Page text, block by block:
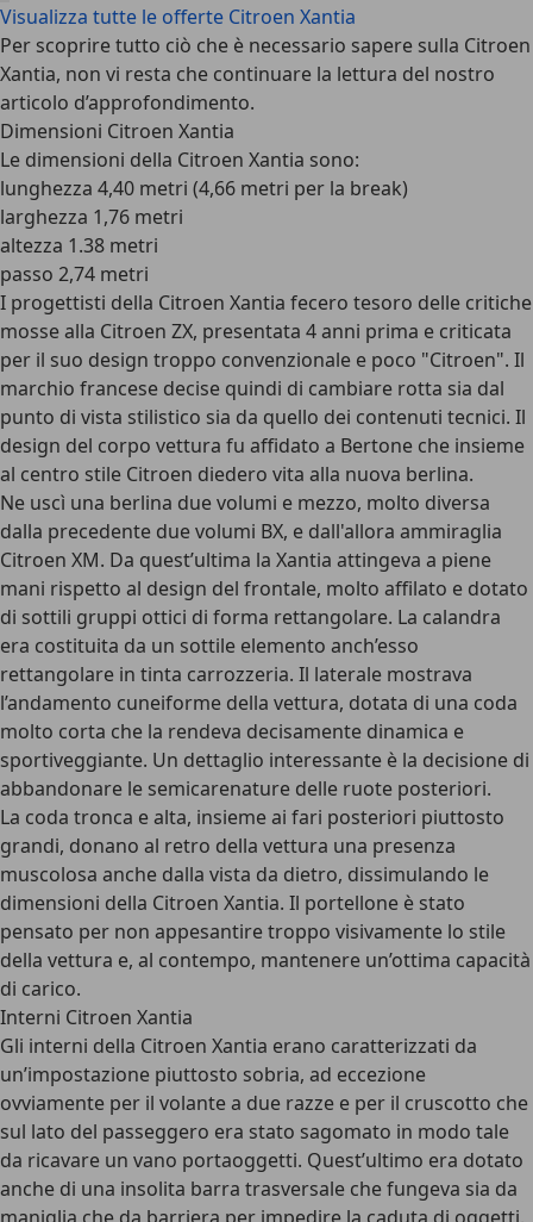
Visualizza tutte le offerte Citroen Xantia
Per scoprire tutto ciò che è necessario sapere sulla Citroen
Xantia, non vi resta che continuare la lettura del nostro
articolo d’approfondimento.
Dimensioni Citroen Xantia
Le dimensioni della Citroen Xantia sono:
lunghezza 4,40 metri (4,66 metri per la break)
larghezza 1,76 metri
altezza 1.38 metri
passo 2,74 metri
I progettisti della Citroen Xantia fecero tesoro delle critiche
mosse alla Citroen ZX, presentata 4 anni prima e criticata
per il suo design troppo convenzionale e poco "Citroen". Il
marchio francese decise quindi di cambiare rotta sia dal
punto di vista stilistico sia da quello dei contenuti tecnici. Il
design del corpo vettura fu affidato a Bertone che insieme
al centro stile Citroen diedero vita alla nuova berlina.
Ne uscì una berlina due volumi e mezzo, molto diversa
dalla precedente due volumi BX, e dall'allora ammiraglia
Citroen XM. Da quest’ultima la Xantia attingeva a piene
mani rispetto al design del frontale, molto affilato e dotato
di sottili gruppi ottici di forma rettangolare. La calandra
era costituita da un sottile elemento anch’esso
rettangolare in tinta carrozzeria. Il laterale mostrava
l’andamento cuneiforme della vettura, dotata di una coda
molto corta che la rendeva decisamente dinamica e
sportiveggiante. Un dettaglio interessante è la decisione di
abbandonare le semicarenature delle ruote posteriori.
La coda tronca e alta, insieme ai fari posteriori piuttosto
grandi, donano al retro della vettura una presenza
muscolosa anche dalla vista da dietro, dissimulando le
dimensioni della Citroen Xantia. Il portellone è stato
pensato per non appesantire troppo visivamente lo stile
della vettura e, al contempo, mantenere un’ottima capacità
di carico.
Interni Citroen Xantia
Gli interni della Citroen Xantia erano caratterizzati da
un’impostazione piuttosto sobria, ad eccezione
ovviamente per il volante a due razze e per il cruscotto che
sul lato del passeggero era stato sagomato in modo tale
da ricavare un vano portaoggetti. Quest’ultimo era dotato
anche di una insolita barra trasversale che fungeva sia da